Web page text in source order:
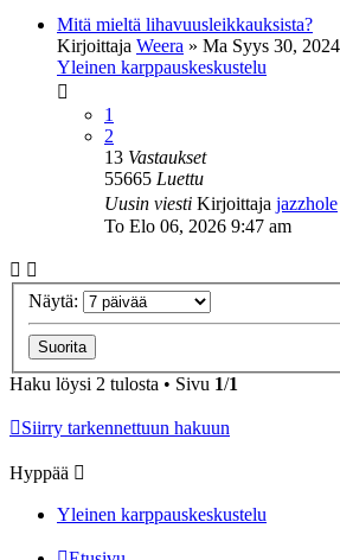
Mitä mieltä lihavuusleikkauksista?
Kirjoittaja Weera » Ma Syys 30,
Yleinen karppauskeskustelu
1
2
13 Vastaukset
55665 Luettu
Uusin viesti Kirjoittaja jazzhole
To Elo 06, 2026 9:47 am
Näytä:
Haku löysi 2 tulosta • Sivu 1/1
Siirry tarkennettuun hakuun
Hyppää
Yleinen karppauskeskustelu